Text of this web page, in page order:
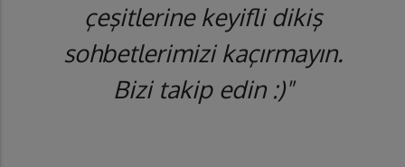
çeşitlerine keyifli dikiş
sohbetlerimizi kaçırmayın.
Bizi takip edin :)"